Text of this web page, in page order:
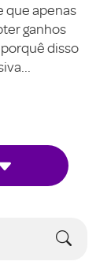
que apenas
ganhos
disso